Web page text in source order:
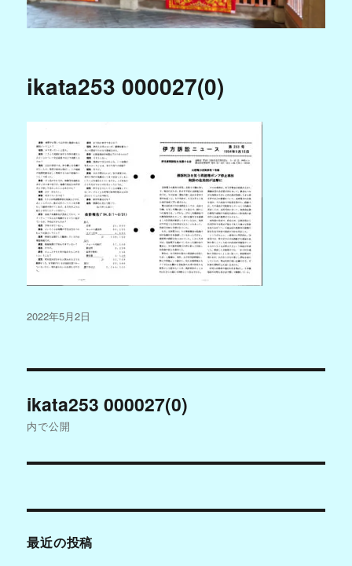
ikata253 000027(0)
投
2022年5月2日
稿
ゲ
ー
ikata253 000027(0)
内で公開
最近の投稿